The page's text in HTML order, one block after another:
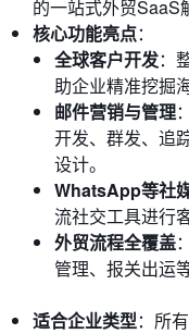
的一站式外贸SaaS
核心功能亮点：
全球客户开发：
助企业精准挖掘
邮件营销与管理
开发、群发、追
设计。
WhatsApp等社
流社交工具进行
外贸流程全覆盖
管理、报关出运
适合企业类型：所